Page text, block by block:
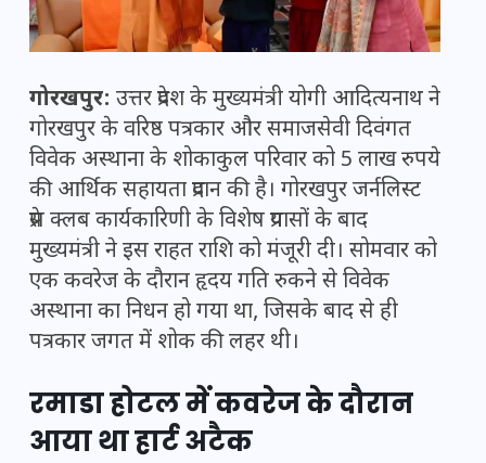
गोरखपुर: उत्तर प्रदेश के मुख्यमंत्री योगी आदित्यनाथ ने
गोरखपुर के वरिष्ठ पत्रकार और समाजसेवी दिवंगत
विवेक अस्थाना के शोकाकुल परिवार को 5 लाख रुपये
की आर्थिक सहायता प्रदान की है। गोरखपुर जर्नलिस्ट
प्रेस क्लब कार्यकारिणी के विशेष प्रयासों के बाद
मुख्यमंत्री ने इस राहत राशि को मंजूरी दी। सोमवार को
एक कवरेज के दौरान हृदय गति रुकने से विवेक
अस्थाना का निधन हो गया था, जिसके बाद से ही
पत्रकार जगत में शोक की लहर थी।
रमाडा होटल में कवरेज के दौरान
आया था हार्ट अटैक